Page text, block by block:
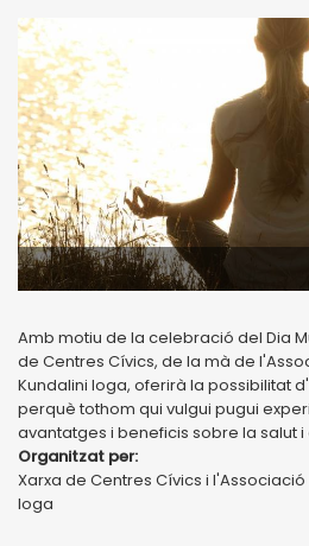
Amb motiu de la celebració del Dia
de Centres Cívics, de la mà de
Kundalini Ioga, oferirà la possibilitat
perquè tothom qui vulgui pugui
avantatges i beneficis sobre la salut
Organitzat per:
Xarxa de Centres Cívics i
Ioga